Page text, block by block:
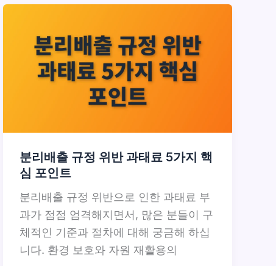
분리배출 규정 위반 과태료 5가지 핵
심 포인트
분리배출 규정 위반으로 인한 과태료 부
과가 점점 엄격해지면서, 많은 분들이 구
체적인 기준과 절차에 대해 궁금해 하십
니다. 환경 보호와 자원 재활용의